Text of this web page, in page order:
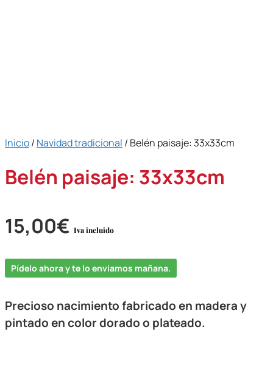
Inicio/ Navidad tradicional / Belén paisaje: 33x33cm
Belén paisaje: 33x33cm
15,00€ Iva incluido
Pídelo ahora y te lo enviamos mañana.
Precioso nacimiento fabricado en madera y
pintado en color dorado o plateado.